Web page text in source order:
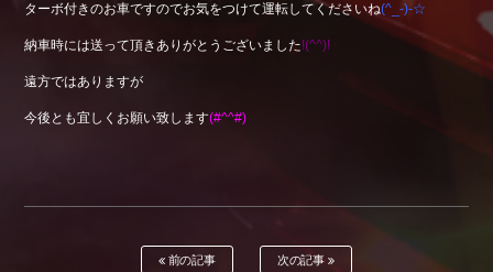
ターボ付きのお車ですのでお気をつけて運転してくださいね(^_-)-☆
納車時には送って頂きありがとうございました!(^^)!
遠方ではありますが
今後とも宜しくお願い致します(#^^#)
前の記事 次の記事